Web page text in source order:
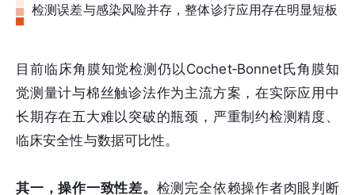
检测误差与感染风险并存，整体诊疗应用存在明显短板
目前临床角膜知觉检测仍以Cochet‑Bonnet氏角膜知
觉测量计与棉丝触诊法作为主流方案，在实际应用中
长期存在五大难以突破的瓶颈，严重制约检测精度、
临床安全性与数据可比性。
其一，操作一致性差。 检测完全依赖操作者肉眼判断